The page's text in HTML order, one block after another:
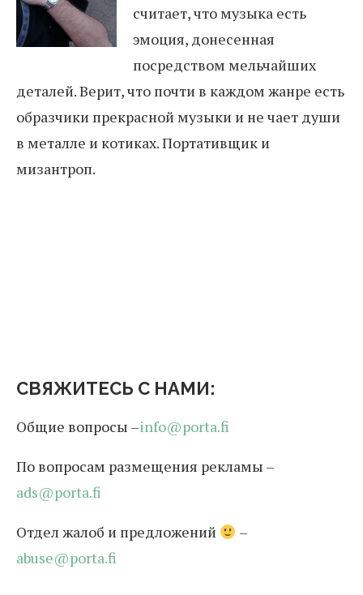
считает, что музыка есть
эмоция, донесенная
посредством мельчайших
деталей. Верит, что почти в каждом жанре есть
образчики прекрасной музыки и не чает души
в металле и котиках. Портативщик и
мизантроп.
СВЯЖИТЕСЬ С НАМИ:
Общие вопросы –info@porta.fi
По вопросам размещения рекламы –
ads@porta.fi
Отдел жалоб и предложений
–
abuse@porta.fi